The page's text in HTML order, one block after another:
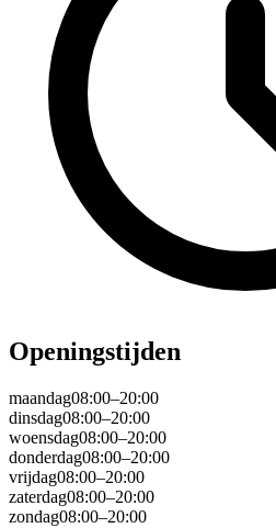
Openingstijden
maandag08:00–20:00
dinsdag08:00–20:00
woensdag08:00–20:00
donderdag08:00–20:00
vrijdag08:00–20:00
zaterdag08:00–20:00
zondag08:00–20:00